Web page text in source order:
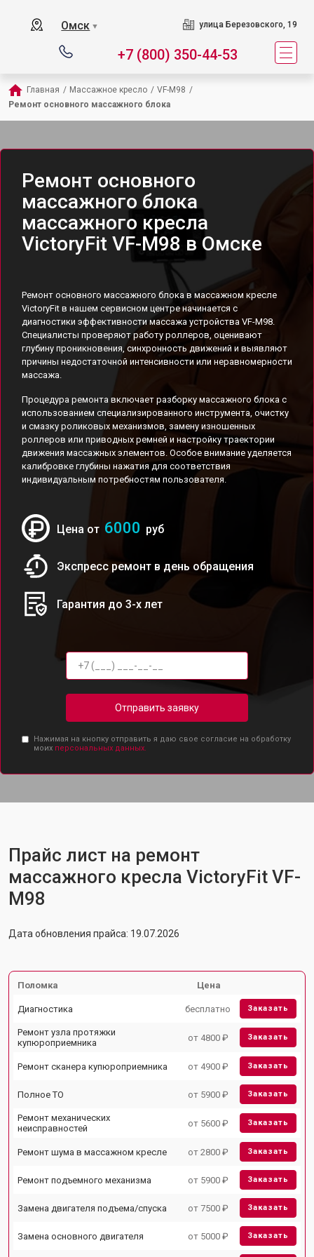
Омск ▼ улица Березовского, 19
+7 (800) 350-44-53
Главная / Массажное кресло / VF-M98 /
Ремонт основного массажного блока
Ремонт основного
массажного блока
массажного кресла
VictoryFit VF-M98 в Омске
Ремонт основного массажного блока в массажном кресле
VictoryFit в нашем сервисном центре начинается с
диагностики эффективности массажа устройства VF-M98.
Специалисты проверяют работу роллеров, оценивают
глубину проникновения, синхронность движений и выявляют
причины недостаточной интенсивности или неравномерности
массажа.
Процедура ремонта включает разборку массажного блока с
использованием специализированного инструмента, очистку
и смазку роликовых механизмов, замену изношенных
роллеров или приводных ремней и настройку траектории
движения массажных элементов. Особое внимание уделяется
калибровке глубины нажатия для соответствия
индивидуальным потребностям пользователя.
Цена от 6000 руб
Экспресс ремонт в день обращения
Гарантия до 3-х лет
Отправить заявку
Нажимая на кнопку отправить я даю свое согласие на обработку
моих персональных данных.
Прайс лист на ремонт
массажного кресла VictoryFit VF-
M98
Дата обновления прайса: 19.07.2026
Поломка Цена
Диагностика бесплатно Заказать
Ремонт узла протяжки
купюроприемника
от 4800 ₽ Заказать
Ремонт сканера купюроприемника от 4900 ₽ Заказать
Полное ТО от 5900 ₽ Заказать
Ремонт механических
неисправностей
от 5600 ₽ Заказать
Ремонт шума в массажном кресле от 2800 ₽ Заказать
Ремонт подъемного механизма от 5900 ₽ Заказать
Замена двигателя подъема/спуска от 7500 ₽ Заказать
Замена основного двигателя от 5000 ₽ Заказать